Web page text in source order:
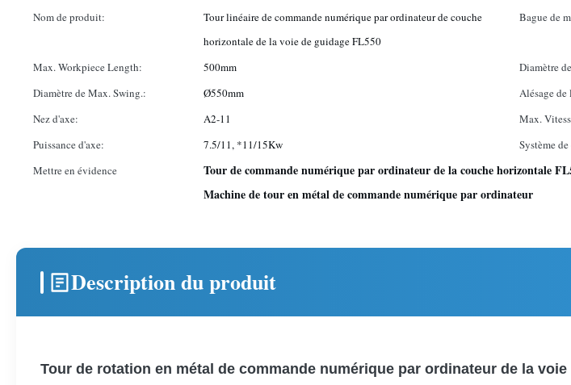
Nom de produit:
Tour linéaire de commande numérique par ordinateur de couche
horizontale de la voie de guidage FL550
Bague de
Max. Workpiece Length: 500mm
Diamètre
de la
Diamètre de Max. Swing.:
Ø550mm Alésage de
Nez d'axe:
A2-11 Max.
Puissance d'axe:
7.5/11, *11/15Kw Système
Mettre en évidence
Tour de commande numérique par ordinateur de la couche horizontale
Machine de tour en métal de commande numérique par ordinateur
Description du produit
Tour de rotation en métal de commande numérique par ordinateur de la